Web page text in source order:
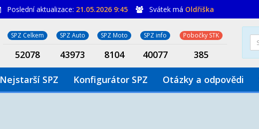
Poslední aktualizace: 21.05.2026 9:45 Svátek má Oldřiška
SPZ Celkem SPZ Auto SPZ Moto SPZ info Pobočky STK
52078 43973 8104 40077 385
Nejstarší SPZ Konfigurátor SPZ Otázky a odpovědi